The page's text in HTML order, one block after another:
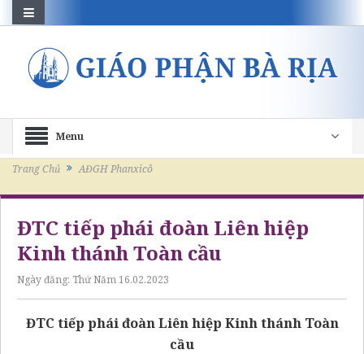
Menu
Trang Chủ AĐGH Phanxicô
ĐTC tiếp phái đoàn Liên hiệp
Kinh thánh Toàn cầu
Ngày đăng: Thứ Năm 16.02.2023
ĐTC tiếp phái đoàn Liên hiệp Kinh thánh Toàn
cầu